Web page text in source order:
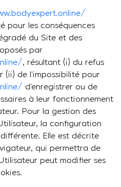
pour les conséquences
du Site et des
par
, résultant (i) du refus
(ii) de l’impossibilité pour
d’enregistrer ou de
à leur fonctionnement
Pour la gestion des
la configuration
Elle est décrite
qui permettra de
peut modifier ses